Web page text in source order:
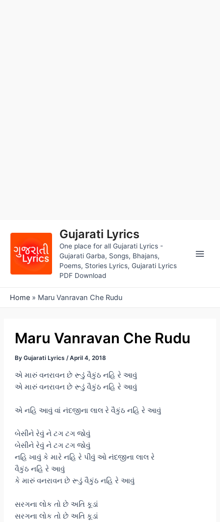
content
Gujarati Lyrics
One place for all Gujarati Lyrics -
Gujarati Garba, Songs, Bhajans,
Poems, Stories Lyrics, Gujarati Lyrics
PDF Download
Home » Maru Vanravan Che Rudu
Maru Vanravan Che Rudu
By Gujarati Lyrics /April 4, 2018
એ મારું વનરાવન છે રૂડું વૈકુંઠ નહિ રે આવું
એ મારું વનરાવન છે રૂડું વૈકુંઠ નહિ રે આવું
એ નહિ આવું વાં નંદજીના લાલ રે વૈકુંઠ નહિ રે આવું
બેસીને રેવું ને ટગ ટગ જોવું
બેસીને રેવું ને ટગ ટગ જોવું
નહિ ખાવું કે મારે નહિ રે પીવું ઓ નંદજીના લાલ રે
વૈકુંઠ નહિ રે આવું
કે મારું વનરાવન છે રૂડું વૈકુંઠ નહિ રે આવું
સરગના લોક તો છે અતિ કૂડાં
સરગના લોક તો છે અતિ કૂડાં